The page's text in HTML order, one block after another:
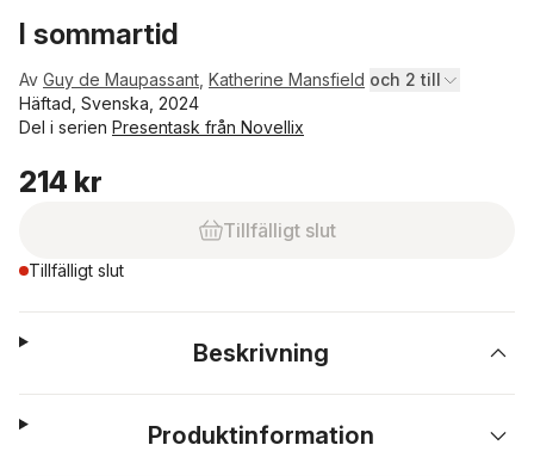
I sommartid
Av Guy de Maupassant Katherine Mansfield och 2 till
Häftad, Svenska, 2024
Del i serien Presentask från Novellix
214 kr
Tillfälligt slut
Tillfälligt slut
Beskrivning
Produktinformation